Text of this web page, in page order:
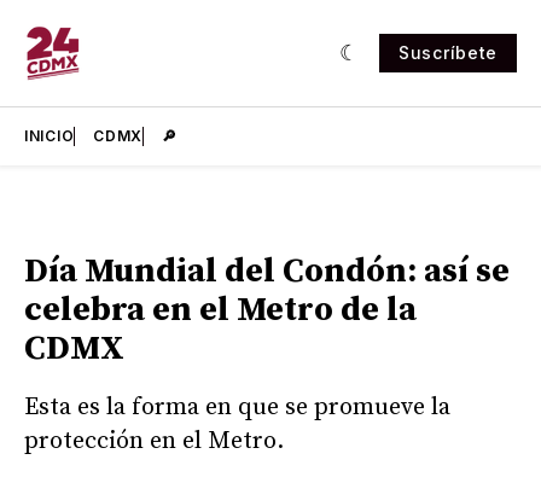
Suscríbete
INICIO CDMX 🔎
Día Mundial del Condón: así se
celebra en el Metro de la
CDMX
Esta es la forma en que se promueve la
protección en el Metro.